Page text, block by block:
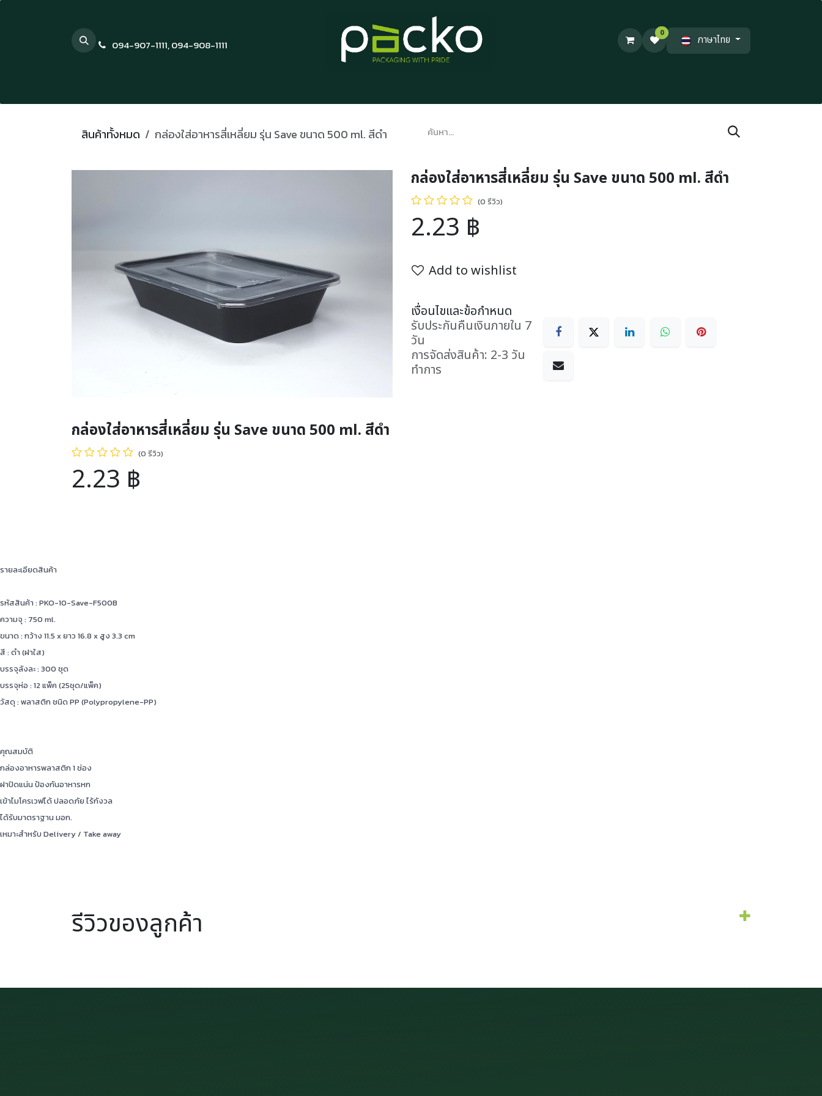
094-907-1111,094-908-1111
0
ภาษาไทย
สินค้าทั้งหมด กล่องใส่อาหารสี่เหลี่ยม รุ่น Save ขนาด 500 ml. สีดำ
กล่องใส่อาหารสี่เหลี่ยม รุ่น Save ขนาด 500 ml. สีดำ
(0 รีวิว)
2.23 ฿
Add to wishlist
เงื่อนไขและข้อกำหนด
รับประกันคืนเงินภายใน 7
วัน
การจัดส่งสินค้า: 2-3 วัน
ทำการ
กล่องใส่อาหารสี่เหลี่ยม รุ่น Save ขนาด 500 ml. สีดำ
(0 รีวิว)
2.23 ฿
รายละเอียดสินค้า
รหัสสินค้า : PKO-10-Save-F500B
ความจุ : 750 ml.
ขนาด : กว้าง 11.5 x ยาว 16.8 x สูง 3.3 cm
สี : ดำ (ฝาใส)
บรรจุลังละ : 300 ชุด
บรรจุห่อ : 12 แพ็ค (25ชุด/แพ็ค)
วัสดุ : พลาสติก ชนิด PP (Polypropylene-PP)
คุณสมบัติ
กล่องอาหารพลาสติก 1 ช่อง
ฝาปิดแน่น ป้องกันอาหารหก
เข้าไมโครเวฟได้ ปลอดภัย ไร้กังวล
ได้รับมาตราฐาน มอก.
เหมาะสำหรับ Delivery / Take away
รีวิวของลูกค้า